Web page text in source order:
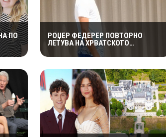
ПО
РОЏЕР ФЕДЕРЕР ПОВТОРНО
ЛЕТУВА НА ХРВАТСКОТО
КРАЈБРЕЖЈЕ: ОТКРИ ЗОШТО
СЕКОГАШ СЕ ВРАЌА НА МАЛИ